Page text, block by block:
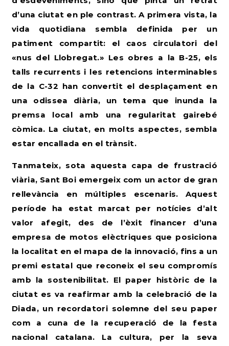
d’una ciutat en ple contrast. A primera vista, la
vida quotidiana sembla definida per un
patiment compartit: el caos circulatori del
«nus del Llobregat.» Les obres a la B-25, els
talls recurrents i les retencions interminables
de la C-32 han convertit el desplaçament en
una odissea diària, un tema que inunda la
premsa local amb una regularitat gairebé
còmica. La ciutat, en molts aspectes, sembla
estar encallada en el trànsit.
Tanmateix, sota aquesta capa de frustració
viària, Sant Boi emergeix com un actor de gran
rellevància en múltiples escenaris. Aquest
període ha estat marcat per notícies d’alt
valor afegit, des de l’èxit financer d’una
empresa de motos elèctriques que posiciona
la localitat en el mapa de la innovació, fins a un
premi estatal que reconeix el seu compromís
amb la sostenibilitat. El paper històric de la
ciutat es va reafirmar amb la celebració de la
Diada, un recordatori solemne del seu paper
com a cuna de la recuperació de la festa
nacional catalana. La cultura, per la seva